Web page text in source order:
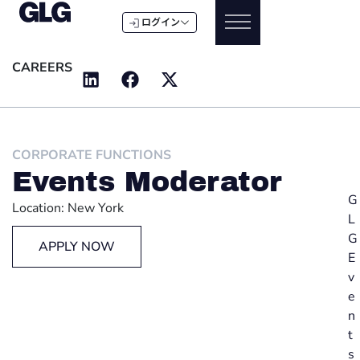
ログイン
CAREERS
CORPORATE FUNCTIONS
Events Moderator
Location: New York
APPLY NOW
G
L
G
E
v
e
n
t
s